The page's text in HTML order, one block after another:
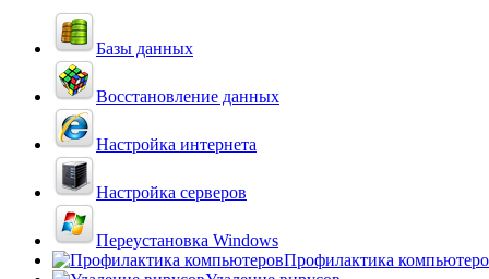
Базы данных
Восстановление данных
Настройка интернета
Настройка серверов
Переустановка Windows
Профилактика